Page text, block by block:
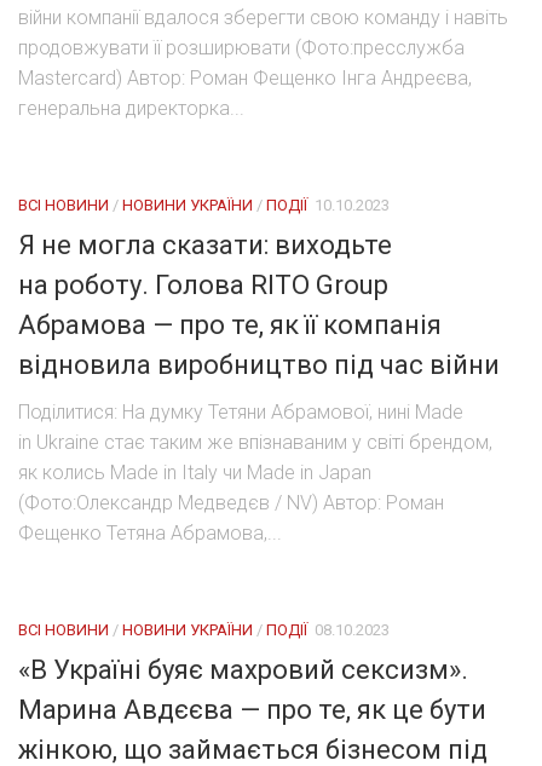
війни компанії вдалося зберегти свою команду і навіть
продовжувати її розширювати (Фото:пресслужба
Mastercard) Автор: Роман Фещенко Інга Андреєва,
генеральна директорка...
ВСІ НОВИНИ / НОВИНИ УКРАЇНИ / ПОДІЇ 10.10.2023
Я не могла сказати: виходьте
на роботу. Голова RITO Group
Абрамова — про те, як її компанія
відновила виробництво під час війни
Поділитися: На думку Тетяни Абрамової, нині Made
in Ukraine стає таким же впізнаваним у світі брендом,
як колись Made in Italy чи Made in Japan
(Фото:Олександр Медведєв / NV) Автор: Роман
Фещенко Тетяна Абрамова,...
ВСІ НОВИНИ / НОВИНИ УКРАЇНИ / ПОДІЇ 08.10.2023
«В Україні буяє махровий сексизм».
Марина Авдєєва — про те, як це бути
жінкою, що займається бізнесом під